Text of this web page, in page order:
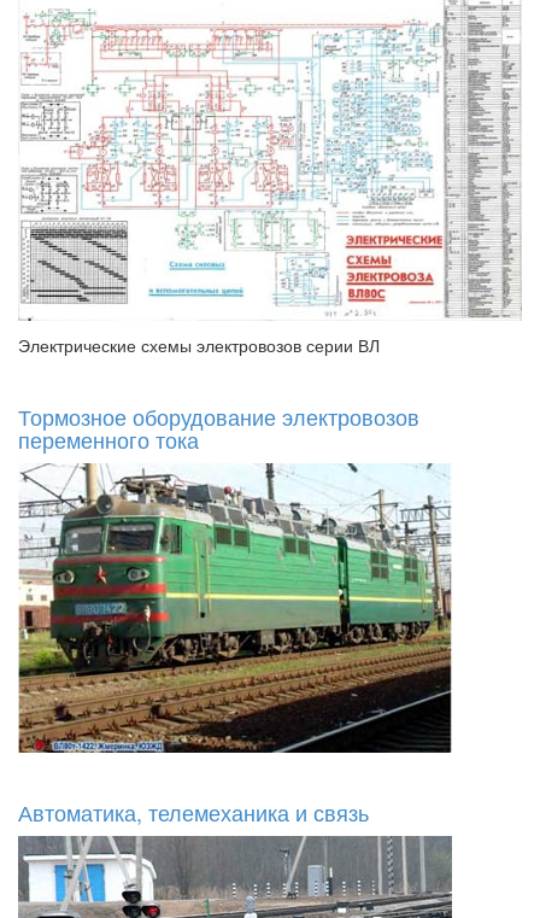
Электрические схемы электровозов серии ВЛ
Тормозное оборудование электровозов
переменного тока
Автоматика, телемеханика и связь